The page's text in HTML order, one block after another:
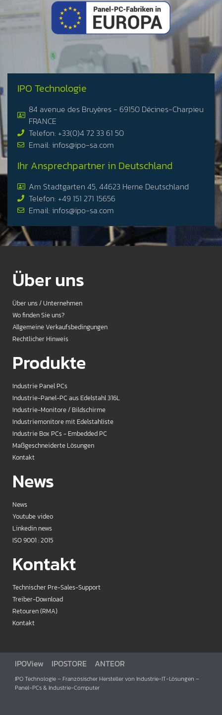
IPO Technologie
84 avenue des Bruyères - 69150 Décines-Charpieu
FRANCE
Telefon: +33(0)4 72 33 61 50
Email: infos@ipo-sa.com
Ihr Ansprechpartner in Deutschland
Am Stadtgarten 45, 44623 Herne Deutschland
Telefon: +49 151 271 15656
Email: infos@ipo-sa.com
Über uns
Über uns / Unternehmen
Wo finden Sie uns?
Allgemeine Verkaufsbedingungen
Rechtlicher Hinweis
Produkte
Industrie Panel PCs
Industrie-Panel-PC aus Edelstahl 316L
Industrie-Monitore / Bildschirme
Industriemonitore mit Edelstahliste
Industrie Box PCs - Embedded PC
Maßgeschneiderte Lösungen
Kontakt
News
News
Youtube video
Linkedin news
ISO 9001 : 2015
Kontakt
Technischer Pre-Sales-Support
Treiber-Download
Retouren (RMA)
Kontakt
IPOView IPOSTORE ANTEOR
IPO Technologie – Französischer Hersteller von Industrie-IT-Lösungen –
Panel-PCs & Industrie-Computer